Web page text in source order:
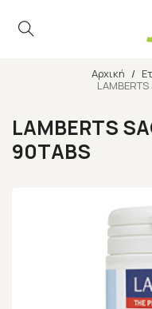
Αρχική /
LAMBERTS
90TABS